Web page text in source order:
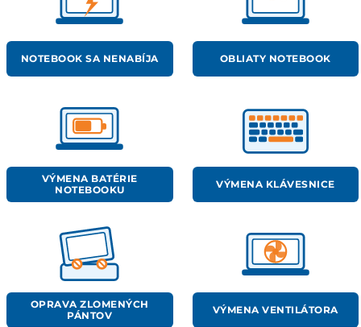
NOTEBOOK SA NENABÍJA OBLIATY NOTEBOOK
VÝMENA BATÉRIE
NOTEBOOKU
VÝMENA KLÁVESNICE
OPRAVA ZLOMENÝCH
PÁNTOV
VÝMENA VENTILÁTORA